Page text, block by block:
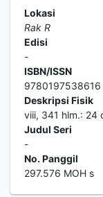
Lokasi
Rak R
Edisi
-
ISBN/ISSN
9780197538616
Deskripsi Fisik
viii, 341 hlm.: 24
Judul Seri
-
No. Panggil
297.576 MOH s